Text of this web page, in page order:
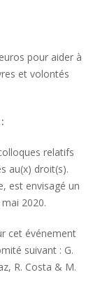
pour aider à
et volontés
relatifs
au(x) droit(s).
est envisagé un
2020.
cet événement
suivant : G.
R. Costa & M.